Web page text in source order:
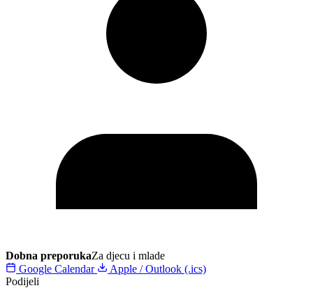
Dobna preporukaZa djecu i mlade
Google Calendar
Apple / Outlook (.ics)
Podijeli